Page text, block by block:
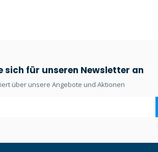
sich für unseren Newsletter an
über unsere Angebote und Aktionen